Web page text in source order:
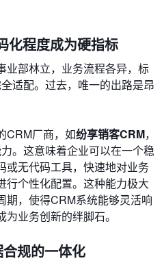
化程度成为硬指标
业部林立，业务流程各异，标
适配。过去，唯一的出路是昂
CRM厂商，如纷享销客CRM，
。这意味着企业可以在一个稳
或无代码工具，快速地对业务
行个性化配置。这种能力极大
期，使得CRM系统能够灵活响
业务创新的绊脚石。
规的一体化